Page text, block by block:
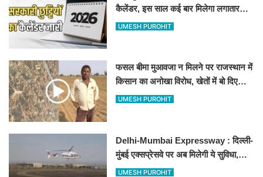
कैलेंडर, इस साल कई बार मिलेगा लगातार
अवकाश, देखें
UMESH PUROHIT
फसल बीमा मुआवजा न मिलने पर राजस्थान में
किसान का अनोखा विरोध, खेतों में बो दिए
500-500 रुपए के नोट, वीडियो वायरल
UMESH PUROHIT
Delhi-Mumbai Expressway : दिल्ली-
मुंबई एक्सप्रेसवे पर अब मिलेगी ये सुविधा,
हेलीकॉप्टर सर्विस से तुरंत घायल पहुंचेगा
UMESH PUROHIT